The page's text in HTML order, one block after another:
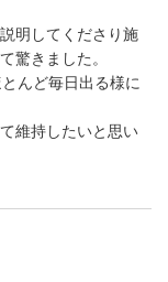
明してくださり施
驚きました。
んど毎日出る様に
維持したいと思い